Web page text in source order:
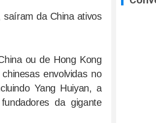
saíram da China ativos
ou de Hong Kong
envolvidas no
Yang Huiyan, a
da gigante